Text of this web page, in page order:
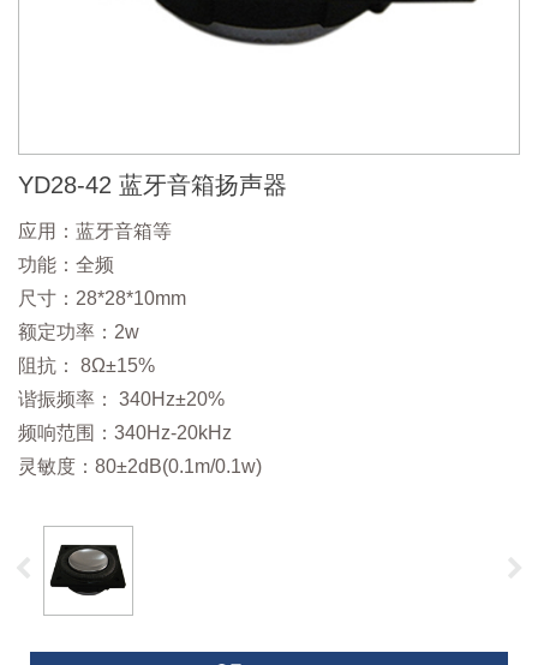
YD28-42 蓝牙音箱扬声器
应用：蓝牙音箱等
功能：全频
尺寸：28*28*10mm
额定功率：2w
阻抗： 8Ω±15%
谐振频率： 340Hz±20%
频响范围：340Hz-20kHz
灵敏度：80±2dB(0.1m/0.1w)